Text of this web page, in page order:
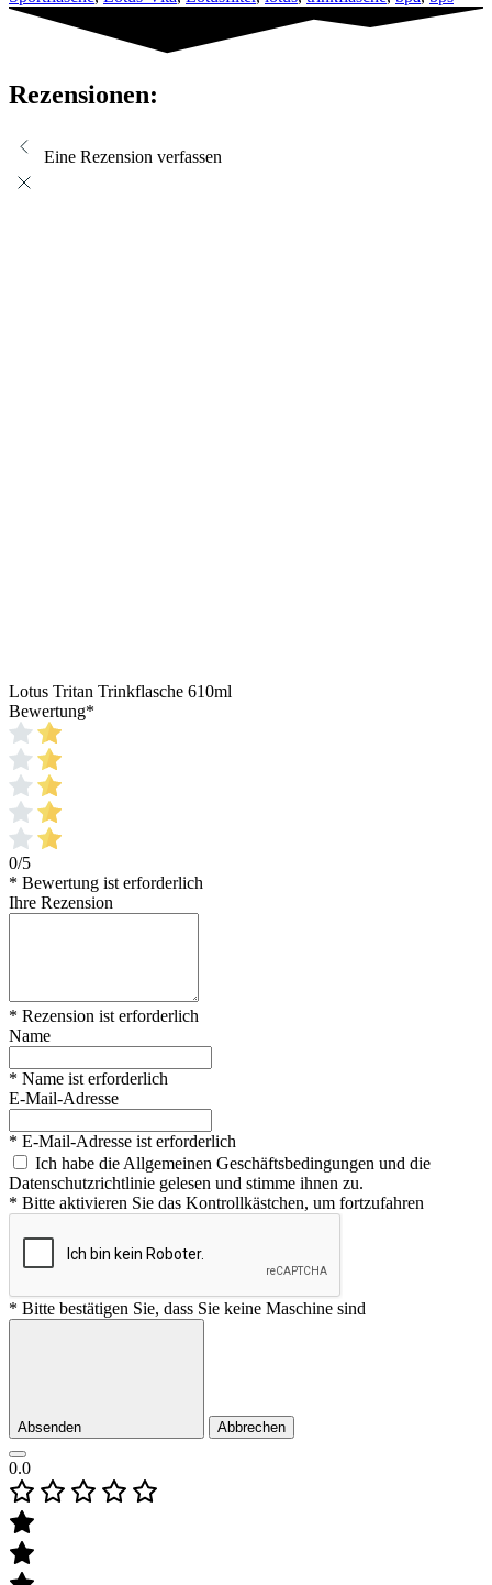
Rezensionen:
Eine Rezension verfassen
Lotus Tritan Trinkflasche 610ml
Bewertung*
0/5
* Bewertung ist erforderlich
Ihre Rezension
* Rezension ist erforderlich
Name
* Name ist erforderlich
E-Mail-Adresse
* E-Mail-Adresse ist erforderlich
Ich habe die Allgemeinen Geschäftsbedingungen und die
Datenschutzrichtlinie gelesen und stimme ihnen zu.
* Bitte aktivieren Sie das Kontrollkästchen, um fortzufahren
* Bitte bestätigen Sie, dass Sie keine Maschine sind
Absenden Abbrechen
0.0